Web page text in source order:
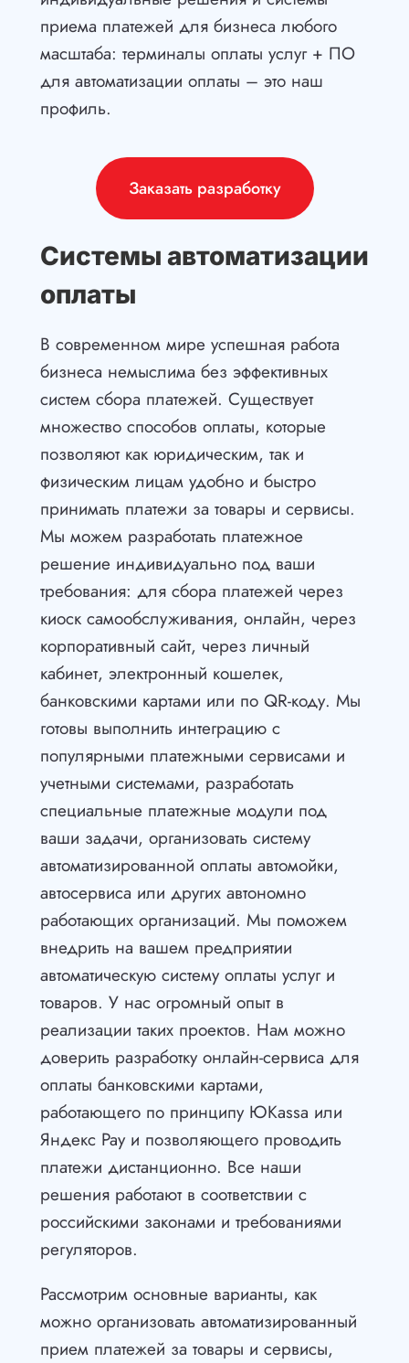
приема платежей для бизнеса любого
масштаба: терминалы оплаты услуг + ПО
для автоматизации оплаты – это наш
профиль.
Заказать разработку
Системы автоматизации
оплаты
В современном мире успешная работа
бизнеса немыслима без эффективных
систем сбора платежей. Существует
множество способов оплаты, которые
позволяют как юридическим, так и
физическим лицам удобно и быстро
принимать платежи за товары и сервисы.
Мы можем разработать платежное
решение индивидуально под ваши
требования: для сбора платежей через
киоск самообслуживания, онлайн, через
корпоративный сайт, через личный
кабинет, электронный кошелек,
банковскими картами или по QR-коду. Мы
готовы выполнить интеграцию с
популярными платежными сервисами и
учетными системами, разработать
специальные платежные модули под
ваши задачи, организовать систему
автоматизированной оплаты автомойки,
автосервиса или других автономно
работающих организаций. Мы поможем
внедрить на вашем предприятии
автоматическую систему оплаты услуг и
товаров. У нас огромный опыт в
реализации таких проектов. Нам можно
доверить разработку онлайн-сервиса для
оплаты банковскими картами,
работающего по принципу ЮKassa или
Яндекс Pay и позволяющего проводить
платежи дистанционно. Все наши
решения работают в соответствии с
российскими законами и требованиями
регуляторов.
Рассмотрим основные варианты, как
можно организовать автоматизированный
прием платежей за товары и сервисы,